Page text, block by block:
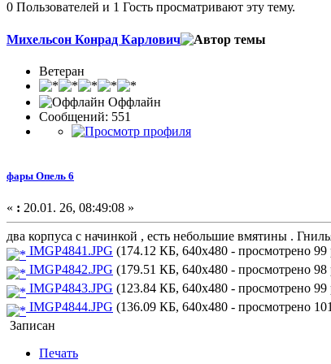
0 Пользователей и 1 Гость просматривают эту тему.
Михельсон Конрад Карлович
Ветеран
Оффлайн
Сообщений: 551
фары Опель 6
« : 20.01. 26, 08:49:08 »
два корпуса с начинкой , есть небольшие вмятины .
IMGP4841.JPG (174.12 КБ, 640x480 - просмотрено 99
IMGP4842.JPG (179.51 КБ, 640x480 - просмотрено 98
IMGP4843.JPG (123.84 КБ, 640x480 - просмотрено 99
IMGP4844.JPG (136.09 КБ, 640x480 - просмотрено
Записан
Печать